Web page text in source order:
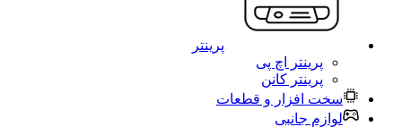
پرینتر
پرینتر اچ پی
پرینتر کانن
سخت افزار و قطعات
لوازم جانبی